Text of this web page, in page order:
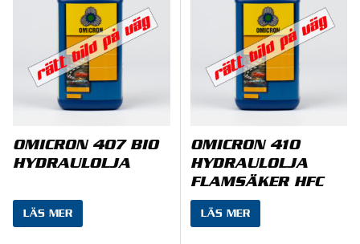
OMICRON 407 BIO
HYDRAULOLJA
LÄS MER
OMICRON 410
HYDRAULOLJA
FLAMSÄKER HFC
LÄS MER